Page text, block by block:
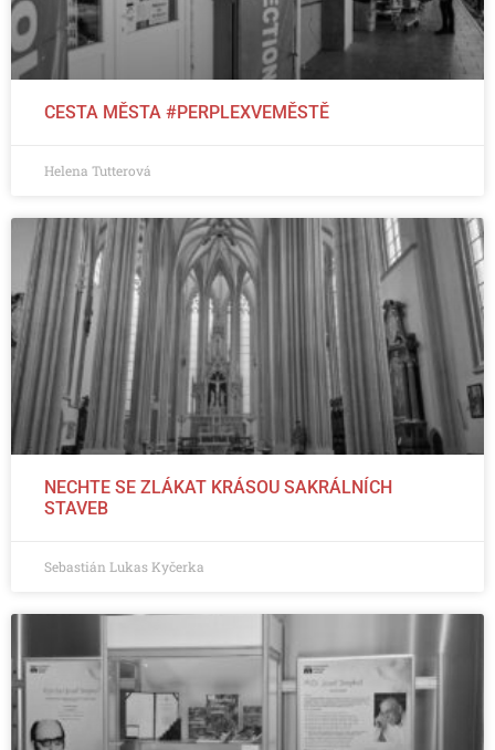
CESTA MĚSTA #PERPLEXVEMĚSTĚ
Helena Tutterová
NECHTE SE ZLÁKAT KRÁSOU SAKRÁLNÍCH
STAVEB
Sebastián Lukas Kyčerka